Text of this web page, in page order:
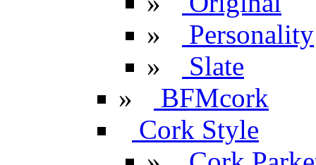
»
Personality
»
Slate
»
BFMcork
Cork Style